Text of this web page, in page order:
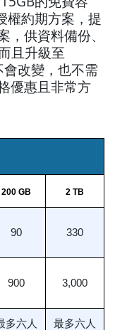
權約期方案，提
供資料備份、
且升級至
改變，也不需
優惠且非常方
200 GB 2 TB
90 330
900 3,000
多六人
最多六人